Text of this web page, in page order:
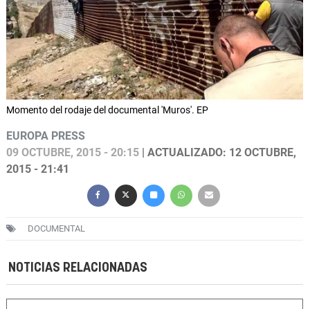
Momento del rodaje del documental 'Muros'. EP
EUROPA PRESS
09 OCTUBRE, 2015 - 20:15 | ACTUALIZADO: 12 OCTUBRE,
2015 - 21:41
DOCUMENTAL
NOTICIAS RELACIONADAS